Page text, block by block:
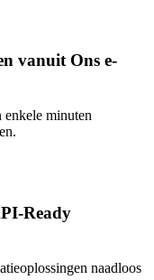
vanuit Ons e-
minuten
Ready
naadloos